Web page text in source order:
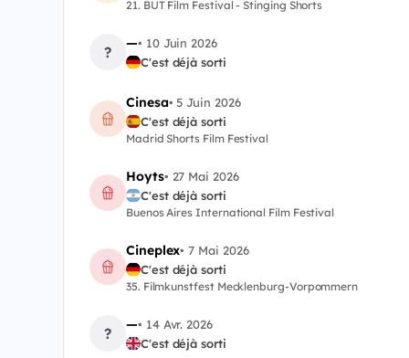
21. BUT Film Festival - Stinging Shorts
?
—• 10 Juin 2026
C'est déjà sorti
Cinesa•5 Juin 2026
C'est déjà sorti
Madrid Shorts Film Festival
Hoyts• 27 Mai 2026
C'est déjà sorti
Buenos Aires International Film Festival
Cineplex•7 Mai 2026
C'est déjà sorti
35. Filmkunstfest Mecklenburg-Vorpommern
?
—• 14 Avr. 2026
C'est déjà sorti